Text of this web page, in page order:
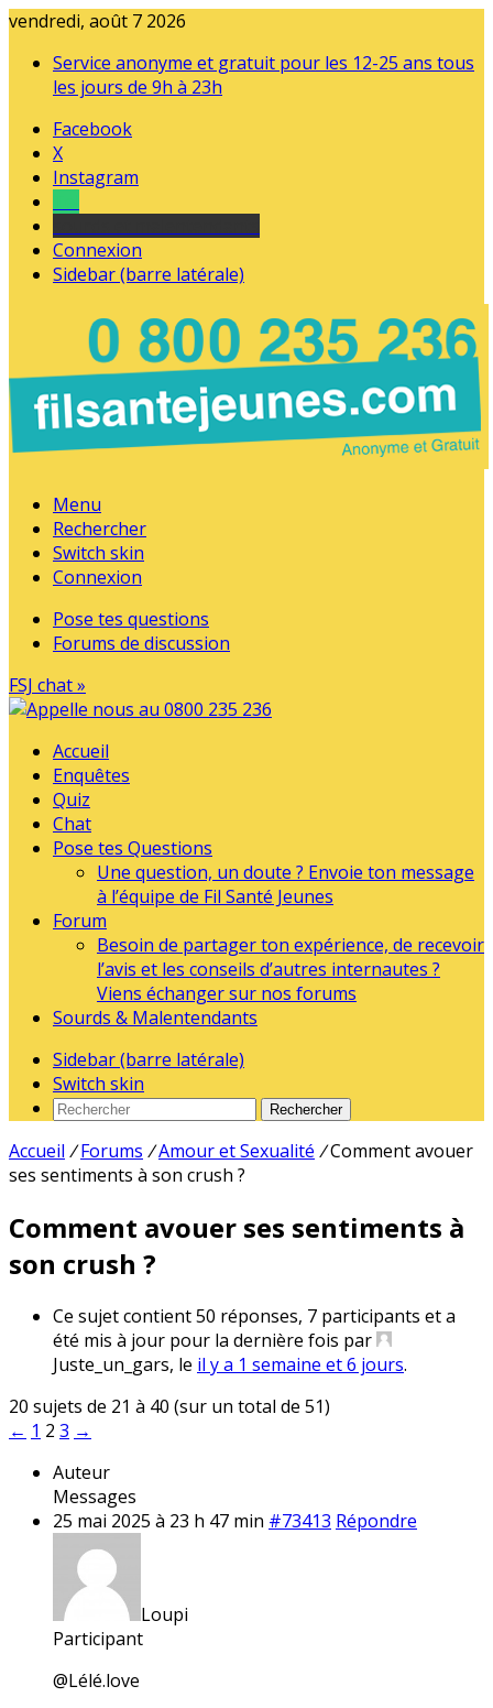
vendredi, août 7 2026
Service anonyme et gratuit pour les 12-25 ans tous
les jours de 9h à 23h
Facebook
X
Instagram
Connexion
Sidebar (barre latérale)
Menu
Rechercher
Switch skin
Connexion
Pose tes questions
Forums de discussion
FSJ chat »
Accueil
Enquêtes
Quiz
Chat
Pose tes Questions
Une question, un doute ? Envoie ton message
à l’équipe de Fil Santé Jeunes
Forum
Besoin de partager ton expérience, de recevoir
l’avis et les conseils d’autres internautes ?
Viens échanger sur nos forums
Sourds & Malentendants
Sidebar (barre latérale)
Switch skin
Rechercher
Accueil / Forums /Amour et Sexualité /Comment avouer
ses sentiments à son crush ?
Comment avouer ses sentiments à
son crush ?
Ce sujet contient 50 réponses, 7 participants et a
été mis à jour pour la dernière fois par
Juste_un_gars, le il y a 1 semaine et 6 jours.
20 sujets de 21 à 40 (sur un total de 51)
← 1 2 3 →
Auteur
Messages
25 mai 2025 à 23 h 47 min #73413 Répondre
Loupi
Participant
@Lélé.love